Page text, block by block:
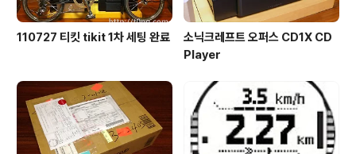
110727 티킷 tikit 1차 세팅 완료
소닉크레프트 오퍼스 CD1X CD
Player